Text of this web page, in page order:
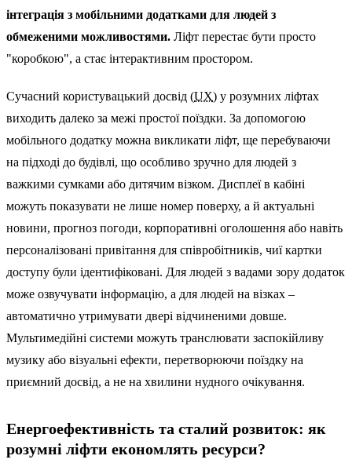
інтеграція з мобільними додатками для людей з
обмеженими можливостями. Ліфт перестає бути просто
"коробкою", а стає інтерактивним простором.
Сучасний користувацький досвід (UX) у розумних ліфтах
виходить далеко за межі простої поїздки. За допомогою
мобільного додатку можна викликати ліфт, ще перебуваючи
на підході до будівлі, що особливо зручно для людей з
важкими сумками або дитячим візком. Дисплеї в кабіні
можуть показувати не лише номер поверху, а й актуальні
новини, прогноз погоди, корпоративні оголошення або навіть
персоналізовані привітання для співробітників, чиї картки
доступу були ідентифіковані. Для людей з вадами зору додаток
може озвучувати інформацію, а для людей на візках –
автоматично утримувати двері відчиненими довше.
Мультимедійні системи можуть транслювати заспокійливу
музику або візуальні ефекти, перетворюючи поїздку на
приємний досвід, а не на хвилини нудного очікування.
Енергоефективність та сталий розвиток: як
розумні ліфти економлять ресурси?